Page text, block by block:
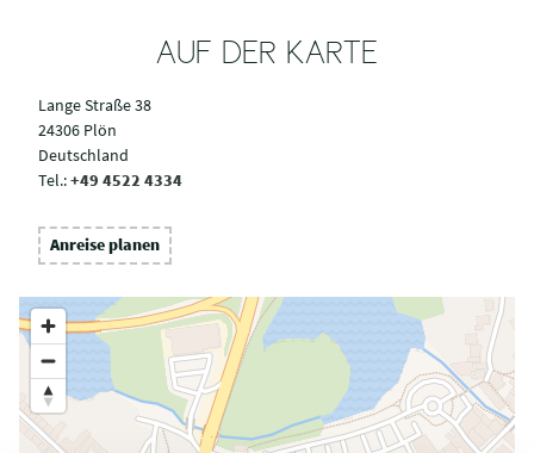
AUF DER KARTE
Lange Straße 38
24306 Plön
Deutschland
Tel.:+49 4522 4334
Anreise planen